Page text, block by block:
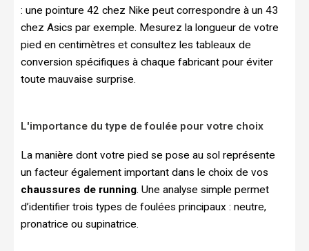
: une pointure 42 chez Nike peut correspondre à un 43
chez Asics par exemple. Mesurez la longueur de votre
pied en centimètres et consultez les tableaux de
conversion spécifiques à chaque fabricant pour éviter
toute mauvaise surprise.
L'importance du type de foulée pour votre choix
La manière dont votre pied se pose au sol représente
un facteur également important dans le choix de vos
chaussures de running. Une analyse simple permet
d’identifier trois types de foulées principaux : neutre,
pronatrice ou supinatrice.